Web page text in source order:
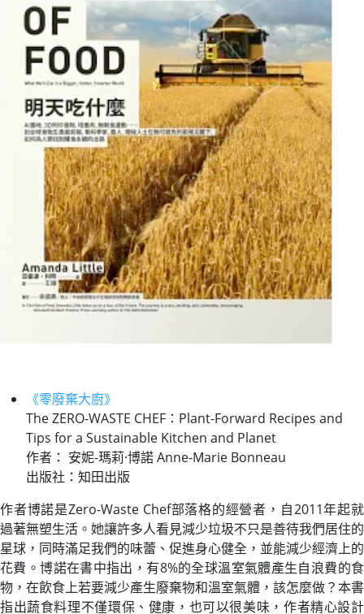
《零廢棄大廚》
The ZERO-WASTE CHEF：Plant-Forward Recipes and
Tips for a Sustainable Kitchen and Planet
作者： 安妮-瑪莉·博諾 Anne-Marie Bonneau
出版社：知田出版
作者博諾是Zero-Waste Chef部落格的經營者，自2011年起就
過著無塑生活。她讓許多人看見減少垃圾不只是善待我們居住的
星球，同時滿足我們的味蕾、促進身心健全，並能減少經濟上的
花費。博諾在書中指出，有8%的全球溫室氣體產生自浪費的食
物，在飲食上若要減少產生廢棄物和溫室氣體，該怎麼做？本書
指出蔬食料理不僅環保、健康，也可以很美味，作者精心設計